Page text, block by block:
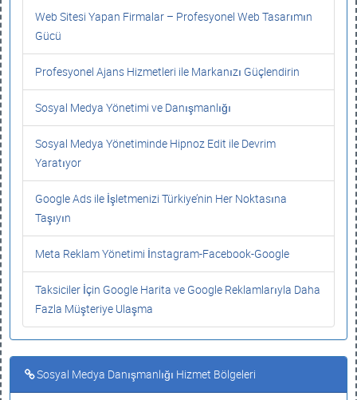
Web Sitesi Yapan Firmalar – Profesyonel Web Tasarımın
Gücü
Profesyonel Ajans Hizmetleri ile Markanızı Güçlendirin
Sosyal Medya Yönetimi ve Danışmanlığı
Sosyal Medya Yönetiminde Hipnoz Edit ile Devrim
Yaratıyor
Google Ads ile İşletmenizi Türkiye’nin Her Noktasına
Taşıyın
Meta Reklam Yönetimi İnstagram-Facebook-Google
Taksiciler İçin Google Harita ve Google Reklamlarıyla Daha
Fazla Müşteriye Ulaşma
Sosyal Medya Danışmanlığı Hizmet Bölgeleri